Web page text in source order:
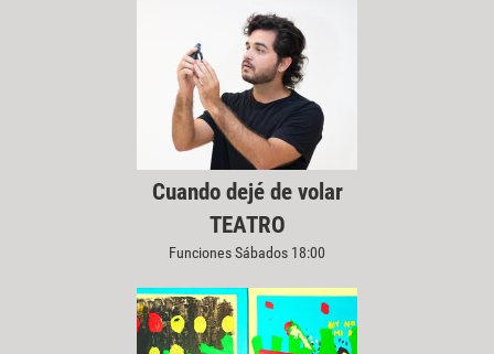
Cuando dejé de volar
TEATRO
Funciones Sábados 18:00